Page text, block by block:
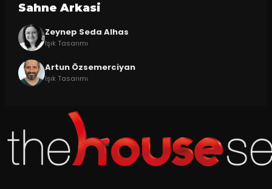
Sahne Arkasi
Zeynep Seda Alhas
Işık Tasarımı
Artun Özsemerciyan
Işık Tasarımı